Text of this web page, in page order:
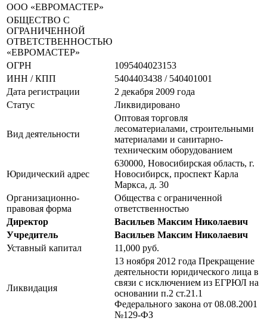
ООО «ЕВРОМАСТЕР»
ОБЩЕСТВО С
ОГРАНИЧЕННОЙ
ОТВЕТСТВЕННОСТЬЮ
«ЕВРОМАСТЕР»
ОГРН
1095404023153
ИНН / КПП
5404403438 / 540401001
Дата регистрации
2 декабря 2009 года
Статус
Ликвидировано
Вид деятельности
Оптовая торговля
лесоматериалами, строительными
материалами и санитарно-
техническим оборудованием
Юридический адрес
630000, Новосибирская область, г.
Новосибирск, проспект Карла
Маркса, д. 30
Организационно-
правовая форма
Общества с ограниченной
ответственностью
Директор
Васильев Максим Николаевич
Учредитель
Васильев Максим Николаевич
Уставный капитал
11,000 руб.
Ликвидация
13 ноября 2012 года Прекращение
деятельности юридического лица в
связи с исключением из ЕГРЮЛ на
основании п.2 ст.21.1
Федерального закона от 08.08.2001
№129-ФЗ